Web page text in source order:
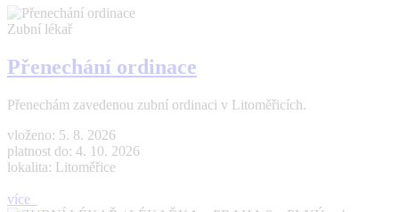
Zubní lékař
Přenechání ordinace
Přenechám zavedenou zubní ordinaci v Litoměřicích.
vloženo: 5. 8. 2026
platnost do: 4. 10. 2026
lokalita: Litoměřice
více